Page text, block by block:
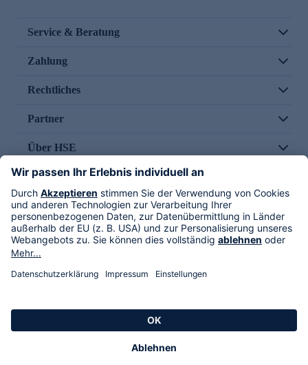
Service & Beratung
Zahlung
Rechtliches
Partner
Über HSE
Im TV
HSE International